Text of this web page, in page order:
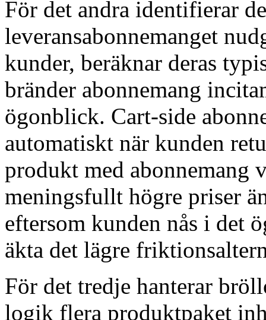
För det andra identifierar
leveransabonnemanget
kunder, beräknar deras
bränder abonnemang
ögonblick. Cart-side
automatiskt när kunden
produkt med abonnemang
meningsfullt högre priser
eftersom kunden nås i det
äkta det lägre
För det tredje hanterar
logik flera produktpaket